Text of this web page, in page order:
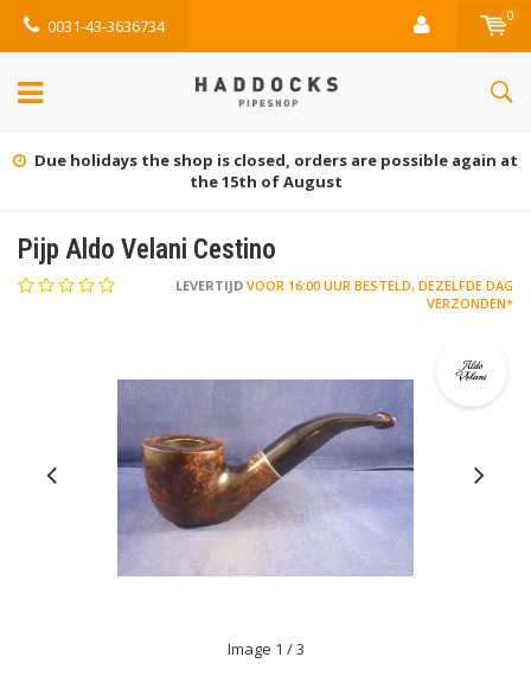
0031-43-3636734 0
Due holidays the shop is closed, orders are possible again at
the 15th of August
Pijp Aldo Velani Cestino
LEVERTIJD VOOR 16:00 UUR BESTELD, DEZELFDE DAG
VERZONDEN*
Image 1 / 3